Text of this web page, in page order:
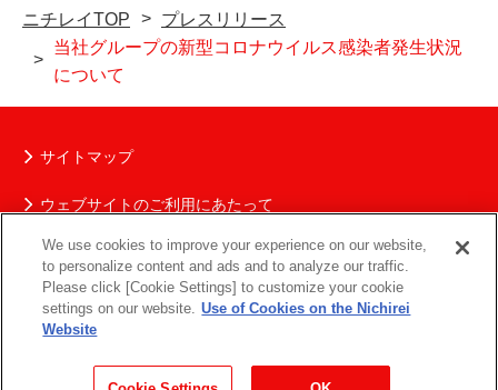
ニチレイTOP
プレスリリース
当社グループの新型コロナウイルス感染者発生状況
について
サイトマップ
ウェブサイトのご利用にあたって
ニチレイグループの個人情報保護について
ソーシャルメディアポリシー
We use cookies to improve your experience on our website,
to personalize content and ads and to analyze our traffic.
Please click [Cookie Settings] to customize your cookie
settings on our website. Use of Cookies on the Nichirei
Website